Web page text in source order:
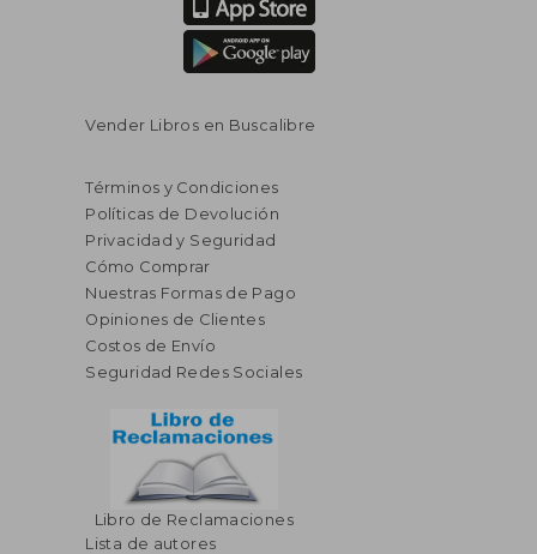
Vender Libros en Buscalibre
Términos y Condiciones
Políticas de Devolución
Privacidad y Seguridad
Cómo Comprar
Nuestras Formas de Pago
Opiniones de Clientes
Costos de Envío
Seguridad Redes Sociales
Libro de Reclamaciones
Lista de autores